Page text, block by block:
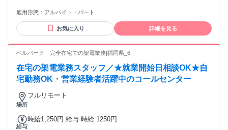
雇用形態： アルバイト・パート
お気に入り 詳細を見る
ベルパーク 完全在宅での架電業務|福岡県_6
在宅の架電業務スタッフ／★就業開始日相談OK★自
宅勤務OK・営業経験者活躍中のコールセンター
場所
フルリモート
給与
時給1,250円 給与 時給 1250円